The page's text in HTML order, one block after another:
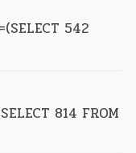
542
814 FROM